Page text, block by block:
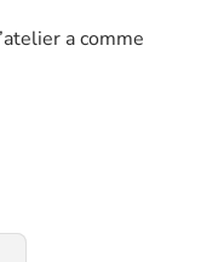
a comme